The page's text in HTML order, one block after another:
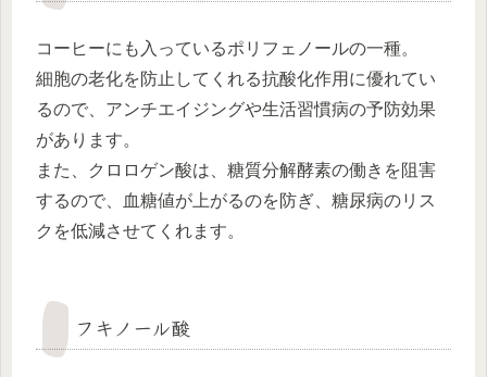
コーヒーにも入っているポリフェノールの一種。
細胞の老化を防止してくれる抗酸化作用に優れてい
るので、アンチエイジングや生活習慣病の予防効果
があります。
また、クロロゲン酸は、糖質分解酵素の働きを阻害
するので、血糖値が上がるのを防ぎ、糖尿病のリス
クを低減させてくれます。
フキノール酸